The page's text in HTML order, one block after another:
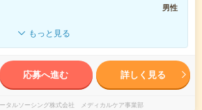
男性
もっと見る
応募へ進む 詳しく見る
タルソーシング株式会社 メディカルケア事業部